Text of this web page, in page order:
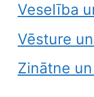
Veselība
Vēsture
Zinātne